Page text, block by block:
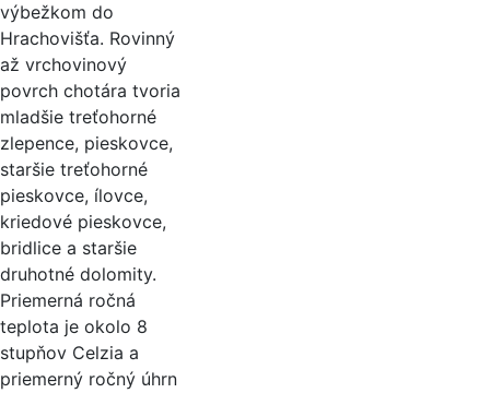
výbežkom do
Hrachovišťa. Rovinný
až vrchovinový
povrch chotára tvoria
mladšie treťohorné
zlepence, pieskovce,
staršie treťohorné
pieskovce, ílovce,
kriedové pieskovce,
bridlice a staršie
druhotné dolomity.
Priemerná ročná
teplota je okolo 8
stupňov Celzia a
priemerný ročný úhrn